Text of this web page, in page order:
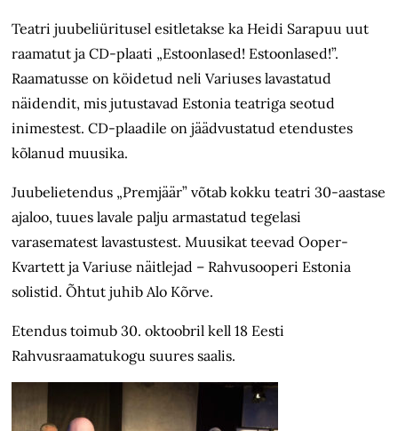
Teatri juubeliüritusel esitletakse ka Heidi Sarapuu uut
raamatut ja CD-plaati „Estoonlased! Estoonlased!”.
Raamatusse on köidetud neli Variuses lavastatud
näidendit, mis jutustavad Estonia teatriga seotud
inimestest. CD-plaadile on jäädvustatud etendustes
kõlanud muusika.
Juubelietendus „Premjäär” võtab kokku teatri 30-aastase
ajaloo, tuues lavale palju armastatud tegelasi
varasematest lavastustest. Muusikat teevad Ooper-
Kvartett ja Variuse näitlejad – Rahvusooperi Estonia
solistid. Õhtut juhib Alo Kõrve.
Etendus toimub 30. oktoobril kell 18 Eesti
Rahvusraamatukogu suures saalis.